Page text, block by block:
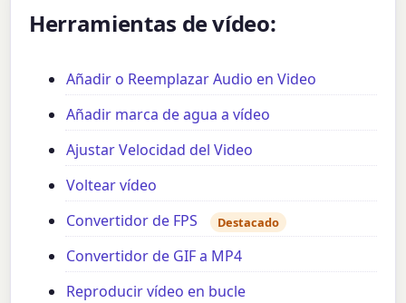
Herramientas de vídeo:
Añadir o Reemplazar Audio en Video
Añadir marca de agua a vídeo
Ajustar Velocidad del Video
Voltear vídeo
Convertidor de FPS
Destacado
Convertidor de GIF a MP4
Reproducir vídeo en bucle